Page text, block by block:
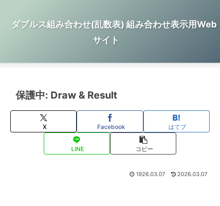
ダブルス組み合わせ(乱数表) 組み合わせ表示用Web
サイト
保護中: Draw & Result
X Facebook はてブ
LINE コピー
1926.03.07 2026.03.07